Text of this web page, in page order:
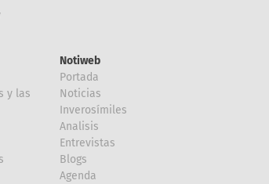
y las
Notiweb
Portada
Noticias
Inverosímiles
Analisis
Entrevistas
Blogs
Agenda